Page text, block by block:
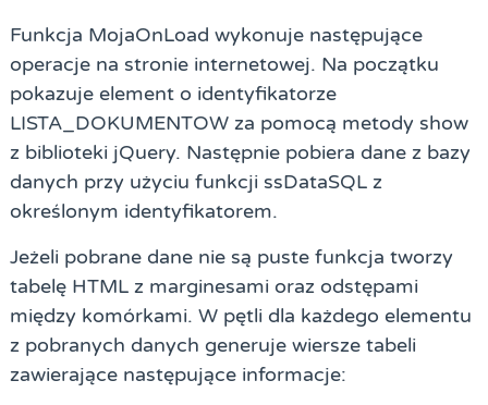
Funkcja MojaOnLoad wykonuje następujące
operacje na stronie internetowej. Na początku
pokazuje element o identyfikatorze
LISTA_DOKUMENTOW za pomocą metody show
z biblioteki jQuery. Następnie pobiera dane z bazy
danych przy użyciu funkcji ssDataSQL z
określonym identyfikatorem.
Jeżeli pobrane dane nie są puste funkcja tworzy
tabelę HTML z marginesami oraz odstępami
między komórkami. W pętli dla każdego elementu
z pobranych danych generuje wiersze tabeli
zawierające następujące informacje: